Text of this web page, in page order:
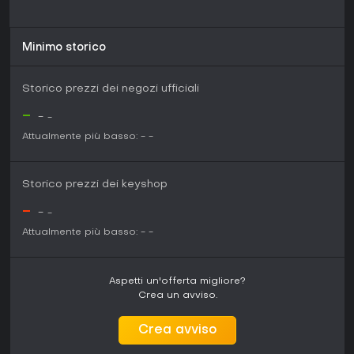
Minimo storico
Storico prezzi dei negozi ufficiali
- - -
Attualmente più basso: - -
Storico prezzi dei keyshop
- - -
Attualmente più basso: - -
Aspetti un'offerta migliore?
Crea un avviso.
Crea avviso